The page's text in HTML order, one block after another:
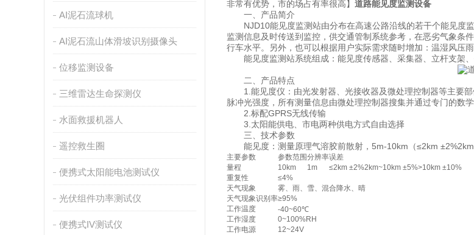
AI泥石流球机
AI泥石流山体滑坡识别摄像头
位移监测设备
三维雷达生命探测仪
水面救援机器人
遥控救生圈
便携式太阳能电池测试仪
光伏组件功率测试仪
便携式IV测试仪
非常有优势，市的场占有率很高】 道路能见度监测设备
一、产品简介
NJD10能见度监测站由分布在高速公路沿线的若干个能见度
监测信息及时传送到监控，供交通管制系统参考，在恶劣气象条
行车水平。另外，也可以根据用户实际需求随时增加：温湿风压
能见度监测站系统组成：能见度传感器、采集器、立杆支架、
二、产品特点
1.能见度仪：由光发射器、光接收器及微处理控制器等主要部
脉冲光强度，所有测量信息由微处理控制器搜集并通过专门的数
2.标配GPRS无线传输
3.太阳能供电、市电两种供电方式自由选择
三、技术参数
能见度：测量原理气溶胶前散射，5m-10km（≤2km
主要参数 参数范围分辨率误差
量程
10km 1m
≤2km ±2%2km~10km ±5%>10km ±10%
重复性
≤4%
天气现象
雾、雨、雪、混合降水、晴
天气现象识别率≥95%
工作温度
-40~60℃
工作湿度
0~100%RH
工作电源
12~24V